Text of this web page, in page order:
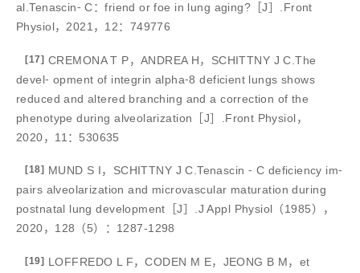
al.Tenascin⁃ C：friend or foe in lung aging?［J］.Front
Physiol，2021，12：749776
[17] CREMONA T P，ANDREA H，SCHITTNY J C.The
devel⁃ opment of integrin alpha⁃8 deficient lungs shows
reduced and altered branching and a correction of the
phenotype during alveolarization［J］.Front Physiol，
2020，11：530635
[18] MUND S I，SCHITTNY J C.Tenascin ⁃ C deficiency im⁃
pairs alveolarization and microvascular maturation during
postnatal lung development［J］.J Appl Physiol（1985），
2020，128（5）：1287-1298
[19] LOFFREDO L F，CODEN M E，JEONG B M，et